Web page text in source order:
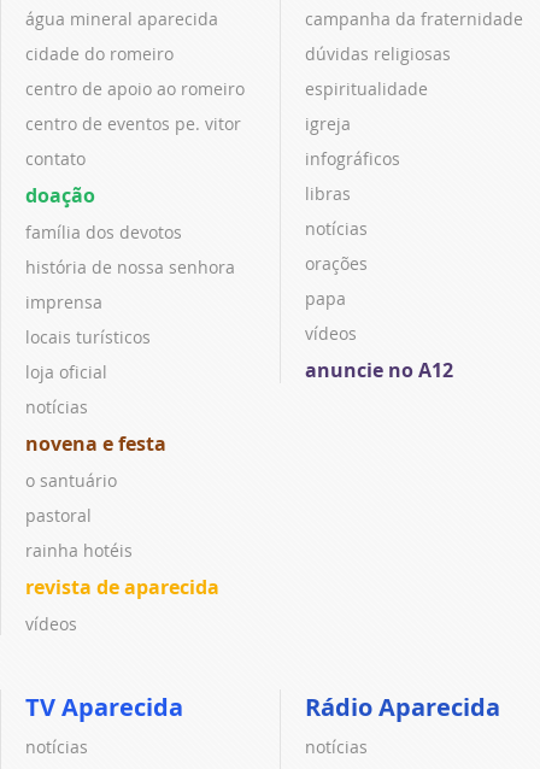
água mineral aparecida
cidade do romeiro
centro de apoio ao romeiro
centro de eventos pe. vitor
contato
doação
família dos devotos
história de nossa senhora
imprensa
locais turísticos
loja oficial
notícias
novena e festa
o santuário
pastoral
rainha hotéis
revista de aparecida
vídeos
campanha da fraternidade
dúvidas religiosas
espiritualidade
igreja
infográficos
libras
notícias
orações
papa
vídeos
anuncie no A12
TV Aparecida
notícias
Rádio Aparecida
notícias